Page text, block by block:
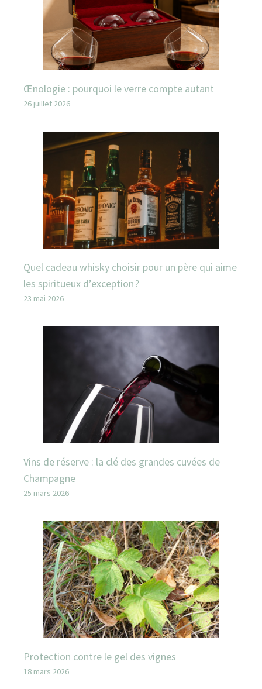
Œnologie : pourquoi le verre compte autant
26 juillet 2026
Quel cadeau whisky choisir pour un père qui aime
les spiritueux d’exception ?
23 mai 2026
Vins de réserve : la clé des grandes cuvées de
Champagne
25 mars 2026
Protection contre le gel des vignes
18 mars 2026